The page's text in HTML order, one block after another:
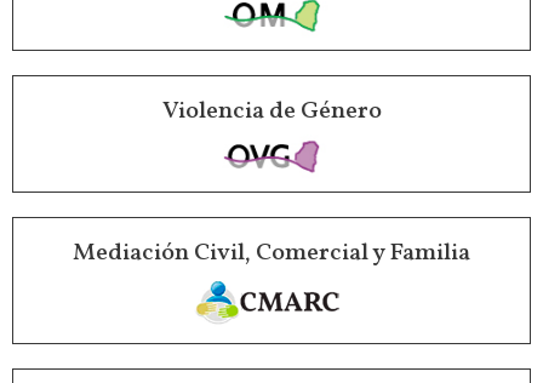
Violencia de Género
Mediación Civil, Comercial y Familia